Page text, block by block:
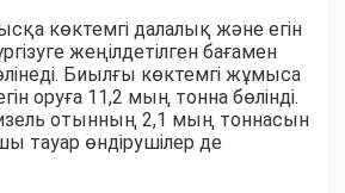
көктемгі далалық және егін
жеңілдетілген бағамен
Биылғы көктемгі жұмыса
оруға 11,2 мың тонна бөлінді.
отынның 2,1 мың тоннасын
тауар өндірушілер де